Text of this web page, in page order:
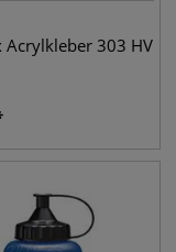
Acrylkleber 303 HV